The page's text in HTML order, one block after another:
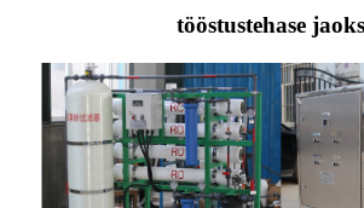
tööstustehase jaoks